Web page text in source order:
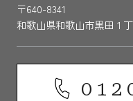
〒640-8341
和歌山県和歌山市黒田１